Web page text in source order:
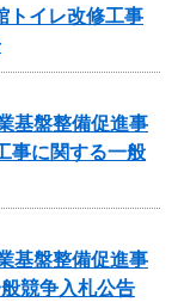
トイレ改修工事
基盤整備促進事
に関する一般
基盤整備促進事
競争入札公告